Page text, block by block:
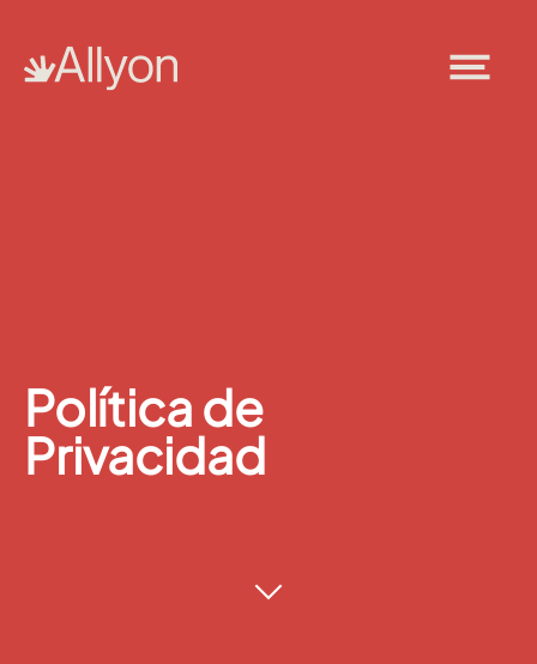
Política de
Privacidad